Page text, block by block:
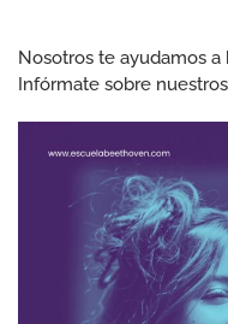
Nosotros te ayudamos
Infórmate sobre